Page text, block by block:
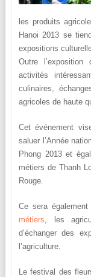
les produits
Hanoi 2013 se
expositions
Outre
activités
culinaires,
agricoles de haute
Cet événement
saluer l’Année
Phong 2013 et
métiers de Thanh
Rouge.
Ce sera également
métiers, les
d’échanger des
l’agriculture.
Le festival des